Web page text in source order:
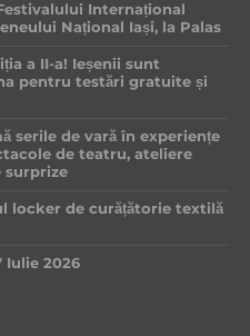
Internațional
Național Iași, la Palas
a II-a! Ieșenii sunt
pentru testări gratuite și
serile de vară în experiențe
de teatru, ateliere
surprize
locker de curățătorie textilă
Iulie 2026